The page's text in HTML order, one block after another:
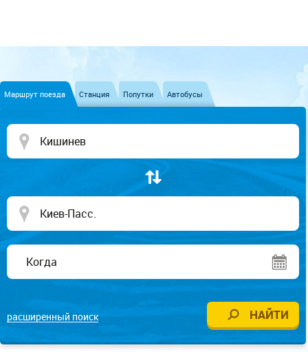
Маршрут поезда Станция Попутки Автобусы
расширенный поиск